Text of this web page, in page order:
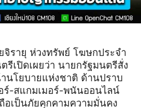
จิรายุ ห่วงทรัพย์ โฆษกประจำ
รีเปิดเผยว่า นายกรัฐมนตรีสั่ง
านโยบายแห่งชาติ ด้านปราบ
ร์-สแกมเมอร์-พนันออนไลน์
อเป็นภัยคุกคามความมั่นคง